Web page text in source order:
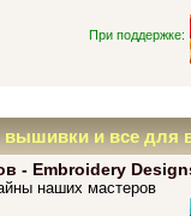
При поддержке:
и все для
- Embroidery
наших мастеров